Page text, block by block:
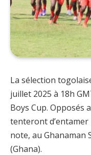
La sélection
juillet 2025 à 18h
Boys Cup. Opposés
tenteront
note, au Ghanaman
(Ghana).